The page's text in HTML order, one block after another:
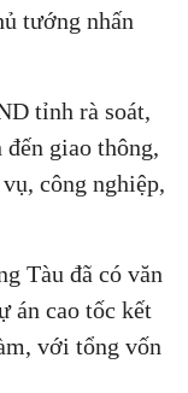
tướng nhấn
tỉnh rà soát,
giao thông,
công nghiệp,
Tàu đã có văn
án cao tốc kết
với tổng vốn